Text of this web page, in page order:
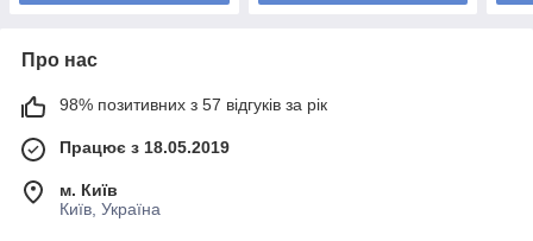
Про нас
98% позитивних з 57 відгуків за рік
Працює з 18.05.2019
м. Київ
Київ, Україна